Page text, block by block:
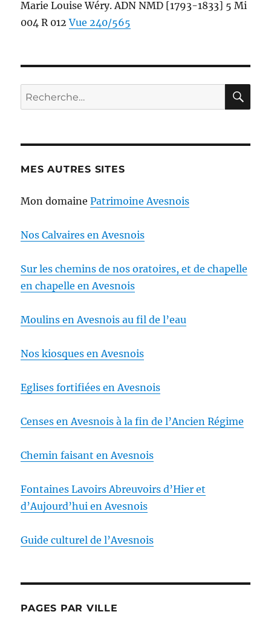
Marie Louise Wéry. ADN NMD [1793-1833] 5 Mi
004 R 012Vue 240/565
Recherche
pour :
MES AUTRES SITES
Mon domainePatrimoine Avesnois
Nos Calvaires en Avesnois
Sur les chemins de nos oratoires, et de chapelle
en chapelle en Avesnois
Moulins en Avesnois au fil de l’eau
Nos kiosques en Avesnois
Eglises fortifiées en Avesnois
Censes en Avesnois à la fin de l’Ancien Régime
Chemin faisant en Avesnois
Fontaines Lavoirs Abreuvoirs d’Hier et
d’Aujourd’hui en Avesnois
Guide culturel de l’Avesnois
PAGES PAR VILLE